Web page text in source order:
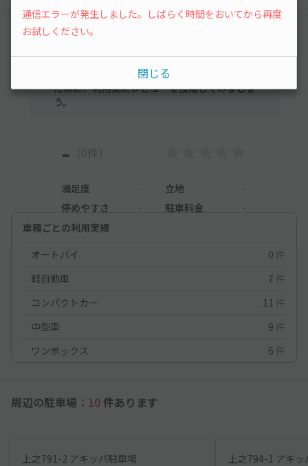
レビュー
まだレビューがありません。他のユーザーの方の
ために、利用後にレビューを投稿してみましょ
う。
- （0件）
満足度 - 立地
-
停めやすさ
- 駐車料金
-
車種ごとの利用実績
オートバイ
0 件
軽自動車
7 件
コンパクトカー
11 件
中型車
9 件
ワンボックス
6 件
周辺の駐車場： 10 件あります
上之791-2 アキッパ駐車場
上之794-1 アキ
通信エラーが発生しました。しばらく時間をおいてから再度
お試しください。
閉じる